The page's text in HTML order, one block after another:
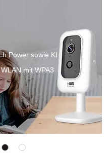
Power sowie KI
mit WPA3